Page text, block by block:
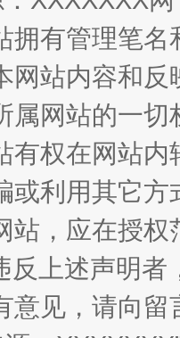
藏房 除
拥有管理笔
网站内容和
属网站的一
有权在网站
或利用其它
站，应在授
反上述声明
意见，请向